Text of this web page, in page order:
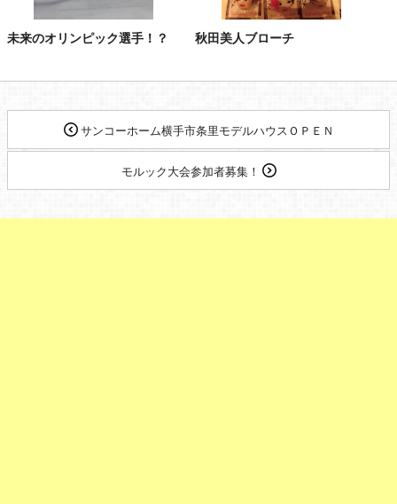
未来のオリンピック選手！？ 秋田美人ブローチ
サンコーホーム横手市条里モデルハウスＯＰＥＮ
モルック大会参加者募集！